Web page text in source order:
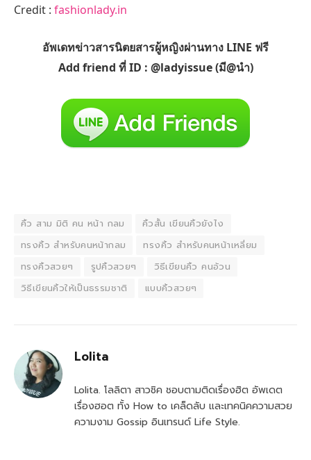
Credit : fashionlady.in
อัพเดทข่าวสารนิตยสารผู้หญิงผ่านทาง LINE ฟรี
Add friend ที่ ID : @ladyissue (มี@นำ)
คิ้ว สาม มิติ คน หน้า กลม
คิ้วสั้น เขียนคิ้วยังไง
ทรงคิ้ว สําหรับคนหน้ากลม
ทรงคิ้ว สําหรับคนหน้าเหลี่ยม
ทรงคิ้วสวยๆ
รูปคิ้วสวยๆ
วิธีเขียนคิ้ว คนอ้วน
วิธีเขียนคิ้วให้เป็นธรรมชาติ
แบบคิ้วสวยๆ
Lolita
Lolita. โลลิตา สาวชิค ชอบตามติดเรื่องฮิต อัพเดต
เรื่องฮอต ทั้ง How to เคล็ดลับ และเทคนิคความสวย
ความงาม Gossip อินเทรนด์ Life Style.